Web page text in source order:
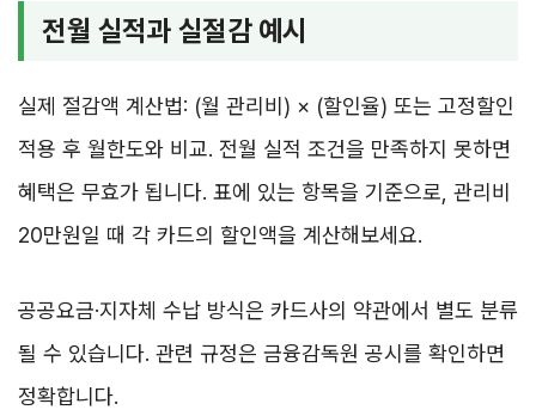
전월 실적과 실절감 예시
실제 절감액 계산법: (월 관리비) × (할인율) 또는 고정할인
적용 후 월한도와 비교. 전월 실적 조건을 만족하지 못하면
혜택은 무효가 됩니다. 표에 있는 항목을 기준으로, 관리비
20만원일 때 각 카드의 할인액을 계산해보세요.
공공요금·지자체 수납 방식은 카드사의 약관에서 별도 분류
될 수 있습니다. 관련 규정은 금융감독원 공시를 확인하면
정확합니다.